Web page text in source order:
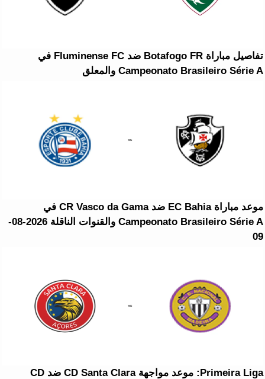
تفاصيل مباراة Botafogo FR ضد Fluminense FC في
Campeonato Brasileiro Série A والمعلق
موعد مباراة EC Bahia ضد CR Vasco da Gama في
Campeonato Brasileiro Série A والقنوات الناقلة 2026-08-
09
Primeira Liga: موعد مواجهة CD Santa Clara ضد CD